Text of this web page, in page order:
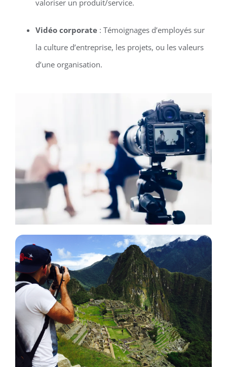
valoriser un produit/service.
Vidéo corporate: Témoignages d’employés sur
la culture d’entreprise, les projets, ou les valeurs
d’une organisation.